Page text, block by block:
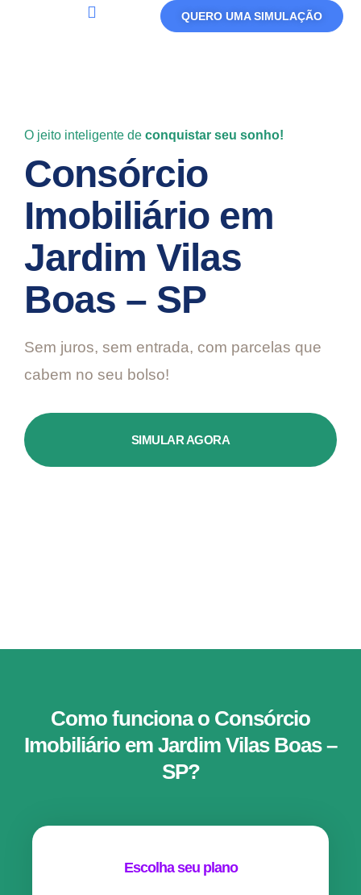
QUERO UMA SIMULAÇÃO
O jeito inteligente de conquistar seu sonho!
Consórcio
Imobiliário em
Jardim Vilas
Boas – SP
Sem juros, sem entrada, com parcelas que
cabem no seu bolso!
SIMULAR AGORA
Como funciona o Consórcio
Imobiliário em Jardim Vilas Boas –
SP?
Escolha seu plano